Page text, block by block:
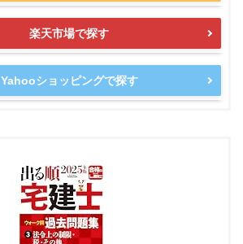
楽天市場で探す
Yahooショッピングで探す